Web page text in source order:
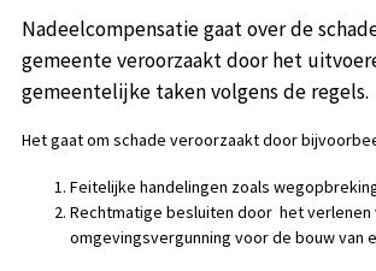
Nadeelcompensatie gaat over de
gemeente veroorzaakt door het
gemeentelijke taken volgens de regels.
Het gaat om schade veroorzaakt door
Feitelijke handelingen zoals
Rechtmatige besluiten door het verlenen
omgevingsvergunning voor de bouw van